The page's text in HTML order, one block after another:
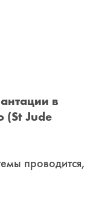
в
(St Jude
проводится,